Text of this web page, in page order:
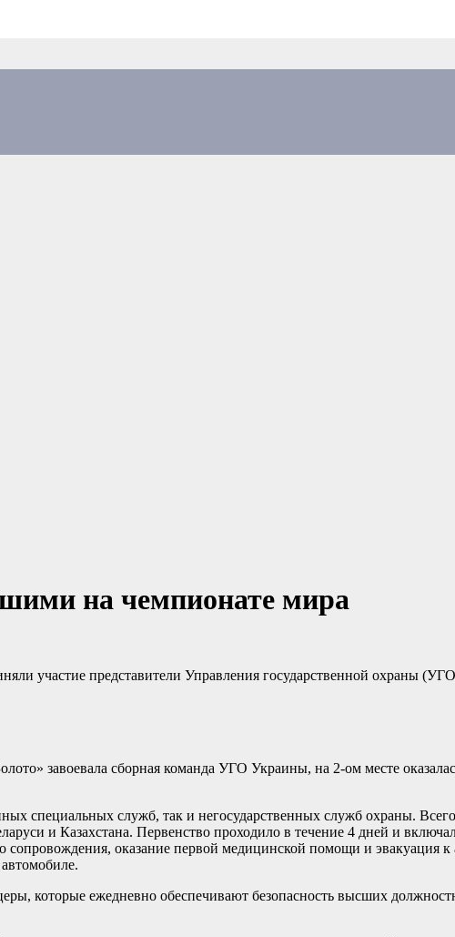
на чемпионате мира
участие представители Управления государственной охраны
завоевала сборная команда УГО Украины, на 2-ом месте
специальных служб, так и негосударственных служб охраны.
и Казахстана. Первенство проходило в течение 4 дней и
сопровождения, оказание первой медицинской помощи и эвакуация
которые ежедневно обеспечивают безопасность высших